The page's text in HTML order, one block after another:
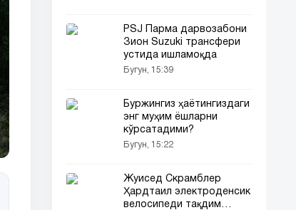
PSJ Парма дарвозабони
Зион Suzuki трансфери
устида ишламоқда
Бугун, 15:39
Буржингиз ҳаётингиздаги
энг муҳим ёшларни
кўрсатадими?
Бугун, 15:22
Жуисед Скрамблер
Ҳардтаил электроденсик
велосипеди тақдим